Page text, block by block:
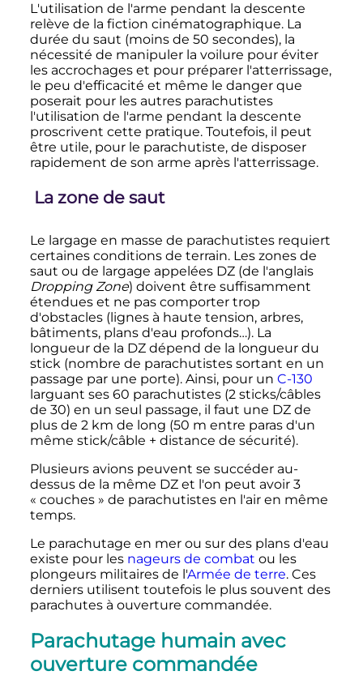
L'utilisation de l'arme pendant la descente
relève de la fiction cinématographique. La
durée du saut (moins de 50 secondes), la
nécessité de manipuler la voilure pour éviter
les accrochages et pour préparer l'atterrissage,
le peu d'efficacité et même le danger que
poserait pour les autres parachutistes
l'utilisation de l'arme pendant la descente
proscrivent cette pratique. Toutefois, il peut
être utile, pour le parachutiste, de disposer
rapidement de son arme après l'atterrissage.
La zone de saut
Le largage en masse de parachutistes requiert
certaines conditions de terrain. Les zones de
saut ou de largage appelées DZ (de l'anglais
Dropping Zone) doivent être suffisamment
étendues et ne pas comporter trop
d'obstacles (lignes à haute tension, arbres,
bâtiments, plans d'eau profonds…). La
longueur de la DZ dépend de la longueur du
stick (nombre de parachutistes sortant en un
passage par une porte). Ainsi, pour un C-130
larguant ses 60 parachutistes (2 sticks/câbles
de 30) en un seul passage, il faut une DZ de
plus de 2 km de long (50 m entre paras d'un
même stick/câble + distance de sécurité).
Plusieurs avions peuvent se succéder au-
dessus de la même DZ et l'on peut avoir 3
« couches » de parachutistes en l'air en même
temps.
Le parachutage en mer ou sur des plans d'eau
existe pour les nageurs de combat ou les
plongeurs militaires de l'Armée de terre. Ces
derniers utilisent toutefois le plus souvent des
parachutes à ouverture commandée.
Parachutage humain avec
ouverture commandée